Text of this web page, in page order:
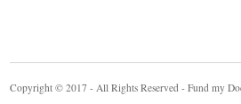
Copyright © 2017 - All Rights Reserved - Fund my